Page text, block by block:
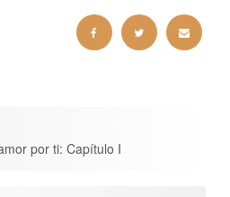
por ti: Capítulo I